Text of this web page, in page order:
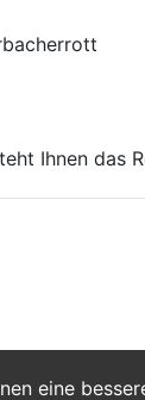
eine
Ihnen das